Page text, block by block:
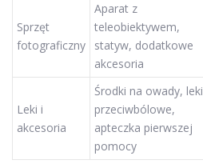
Sprzęt
fotograficzny
Aparat z
teleobiektywem,
statyw, dodatkowe
akcesoria
Leki i
akcesoria
Środki na owady, leki
przeciwbólowe,
apteczka pierwszej
pomocy